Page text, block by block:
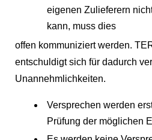
eigenen Zulieferern
kann, muss dies
offen kommuniziert werden.
entschuldigt sich für dadurch
Unannehmlichkeiten.
Versprechen werden
Prüfung der möglichen